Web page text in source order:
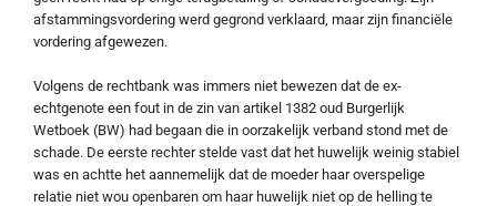
afstammingsvordering werd gegrond verklaard, maar zijn financiële
vordering afgewezen.
Volgens de rechtbank was immers niet bewezen dat de ex-
echtgenote een fout in de zin van artikel 1382 oud Burgerlijk
Wetboek (BW) had begaan die in oorzakelijk verband stond met de
schade. De eerste rechter stelde vast dat het huwelijk weinig stabiel
was en achtte het aannemelijk dat de moeder haar overspelige
relatie niet wou openbaren om haar huwelijk niet op de helling te